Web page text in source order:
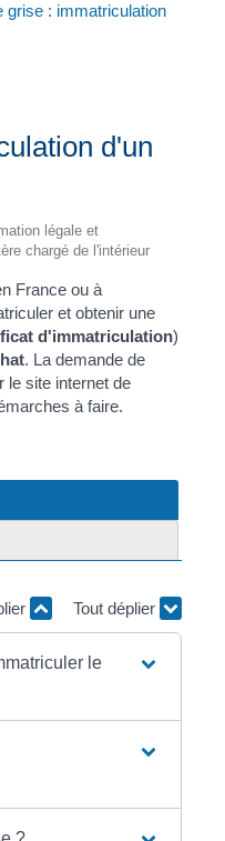
grise : immatriculation
d'un
légale et
chargé de l'intérieur
France ou à
et obtenir une
d'immatriculation)
. La demande de
le site internet de
à faire.
Tout déplier
le